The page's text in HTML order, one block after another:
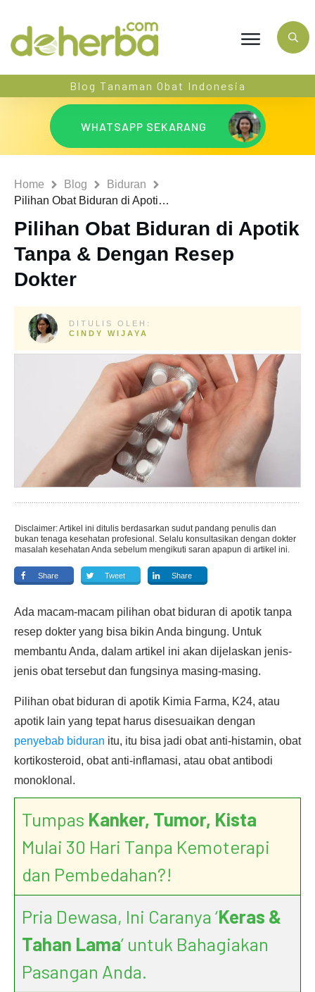
Blog Tanaman Obat Indonesia
WHATSAPP SEKARANG
Home Blog
Biduran
Pilihan Obat Biduran di Apotik Tanpa & Dengan Resep Dokter
Pilihan Obat Biduran di Apotik
Tanpa & Dengan Resep
Dokter
DITULIS OLEH:
CINDY WIJAYA
Disclaimer: Artikel ini ditulis berdasarkan sudut pandang penulis dan
bukan tenaga kesehatan profesional. Selalu konsultasikan dengan dokter
masalah kesehatan Anda sebelum mengikuti saran apapun di artikel ini.
Share Tweet Share
Ada macam-macam pilihan obat biduran di apotik tanpa
resep dokter yang bisa bikin Anda bingung. Untuk
membantu Anda, dalam artikel ini akan dijelaskan jenis-
jenis obat tersebut dan fungsinya masing-masing.
Pilihan obat biduran di apotik Kimia Farma, K24, atau
apotik lain yang tepat harus disesuaikan dengan
penyebab biduran itu, itu bisa jadi obat anti-histamin, obat
kortikosteroid, obat anti-inflamasi, atau obat antibodi
monoklonal.
Tumpas Kanker, Tumor, Kista
Mulai 30 Hari Tanpa Kemoterapi
dan Pembedahan?!
Pria Dewasa, Ini Caranya ‘Keras &
Tahan Lama’ untuk Bahagiakan
Pasangan Anda.